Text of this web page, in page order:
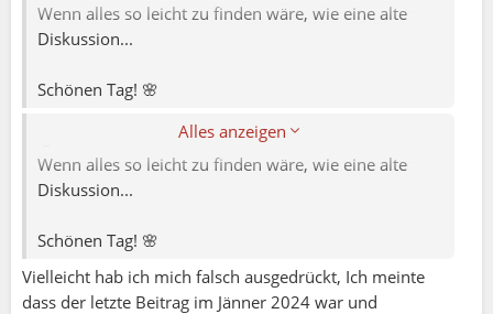
Wenn alles so leicht zu finden wäre, wie eine alte
Diskussion...
Schönen Tag! 🌸
Alles anzeigen
Thema ist ,,,,
Margit, mit der Lupe und einem Stichwort findest
Wenn alles so leicht zu finden wäre, wie eine alte
Diskussion...
Schönen Tag! 🌸
Vielleicht hab ich mich falsch ausgedrückt, Ich meinte
dass der letzte Beitrag im Jänner 2024 war und
Faunaflora: